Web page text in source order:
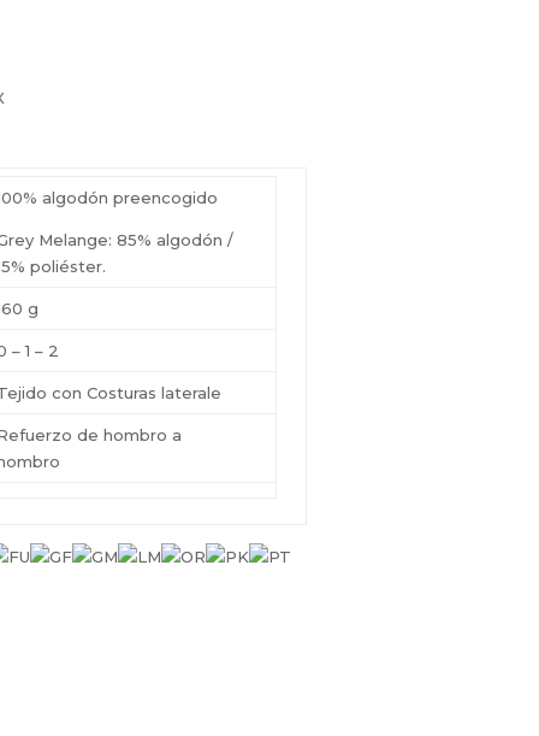
algodón preencogido
Melange: 85% algodón /
poliéster.
g
– 1 – 2
con Costuras laterale
de hombro a